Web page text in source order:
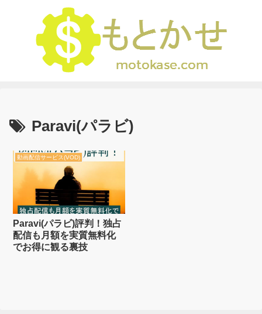
Paravi(パラビ)
動画配信サービス(VOD)
Paravi(パラビ)評判！独占
配信も月額を実質無料化
でお得に観る裏技